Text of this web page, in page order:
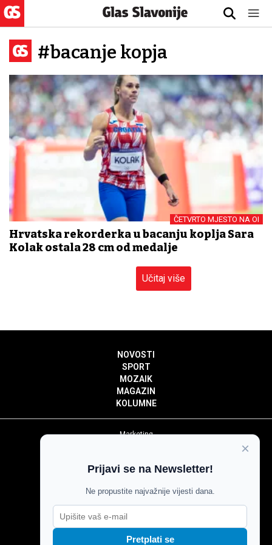
#bacanje kopja
ČETVRTO MJESTO NA OI
Hrvatska rekorderka u bacanju koplja Sara
Kolak ostala 28 cm od medalje
Učitaj više
NOVOSTI
SPORT
MOZAIK
MAGAZIN
KOLUMNE
Marketing
Impressum
Pravila komentiranja
Agroglas
×
Prijavi se na Newsletter!
Ne propustite najvažnije vijesti dana.
Pretplati se